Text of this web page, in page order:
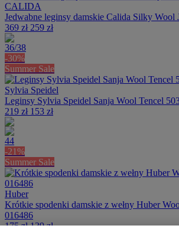
CALIDA
Jedwabne leginsy damskie Calida Silky Wool
369 zł 259 zł
36/38
-30%
Summer Sale
Sylvia Speidel
Leginsy Sylvia Speidel Sanja Wool Tencel
219 zł 153 zł
44
-21%
Summer Sale
Huber
Krótkie spodenki damskie z wełny Huber
016486
175 zł 139 zł